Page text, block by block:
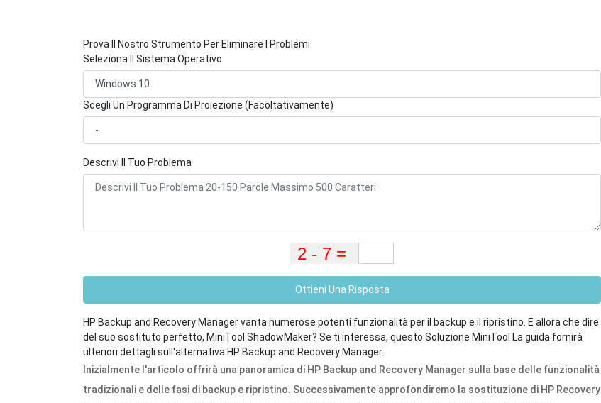
Prova Il Nostro Strumento Per Eliminare I Problemi
Seleziona Il Sistema Operativo
Scegli Un Programma Di Proiezione (Facoltativamente)
Descrivi Il Tuo Problema
Ottieni Una Risposta
HP Backup and Recovery Manager vanta numerose potenti funzionalità per il backup e il ripristino. E allora che dire
del suo sostituto perfetto, MiniTool ShadowMaker? Se ti interessa, questo Soluzione MiniTool La guida fornirà
ulteriori dettagli sull'alternativa HP Backup and Recovery Manager.
Inizialmente l'articolo offrirà una panoramica di HP Backup and Recovery Manager sulla base delle funzionalità
tradizionali e delle fasi di backup e ripristino. Successivamente approfondiremo la sostituzione di HP Recovery